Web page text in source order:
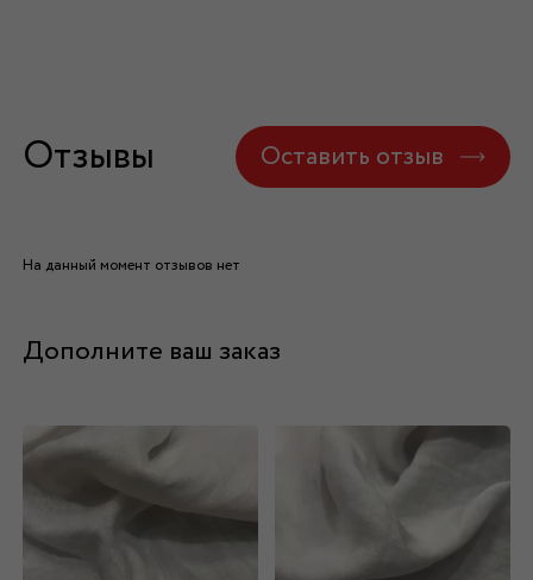
Отзывы Оставить отзыв
На данный момент отзывов нет
Дополните ваш заказ